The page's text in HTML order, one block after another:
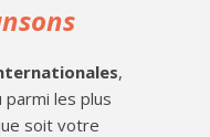
,
parmi les plus
soit votre